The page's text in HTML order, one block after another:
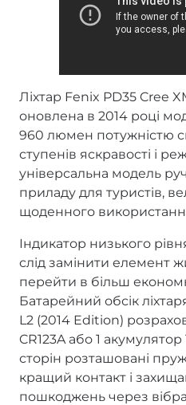
Ліхтар Fenix PD35 Cree
оновлена в 2014 році
960 люмен потужністю
ступенів яскравості і
універсальна модель
приладу для туристів,
щоденного
Індикатор низького
слід замінити елемент
перейти в більш
Батарейний обсік
L2 (2014 Edition)
CR123A або 1
сторін розташовані
кращий контакт і
пошкоджень через